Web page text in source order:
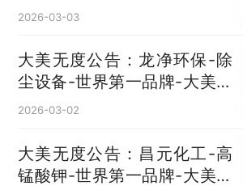
国
2026-03-03
大美无度公告：龙净环保-除
尘设备‌-世界第一品牌-大美无
度评价通193国
2026-03-02
大美无度公告：昌元化工-高
锰酸钾‌-世界第一品牌-大美无